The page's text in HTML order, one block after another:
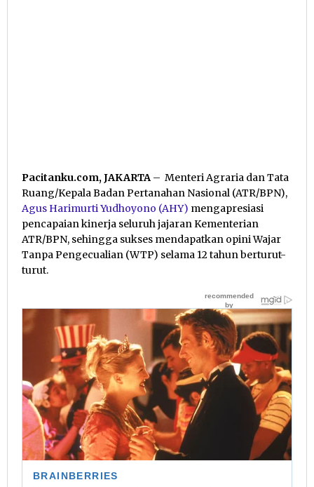
Pacitanku.com, JAKARTA – Menteri Agraria dan Tata
Ruang/Kepala Badan Pertanahan Nasional (ATR/BPN),
Agus Harimurti Yudhoyono (AHY) mengapresiasi
pencapaian kinerja seluruh jajaran Kementerian
ATR/BPN, sehingga sukses mendapatkan opini Wajar
Tanpa Pengecualian (WTP) selama 12 tahun berturut-
turut.